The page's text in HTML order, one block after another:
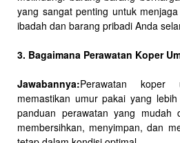
yang sangat penting untuk
ibadah dan barang pribadi Anda
3. Bagaimana Perawatan Koper
Jawabannya:Perawatan koper
memastikan umur pakai yang
panduan perawatan yang mudah
membersihkan, menyimpan, dan